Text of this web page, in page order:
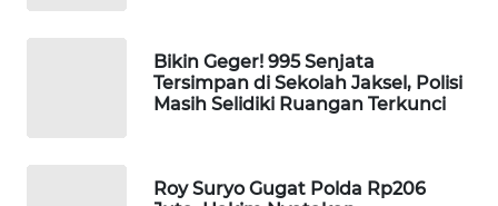
Bikin Geger! 995 Senjata
Tersimpan di Sekolah Jaksel, Polisi
Masih Selidiki Ruangan Terkunci
Roy Suryo Gugat Polda Rp206